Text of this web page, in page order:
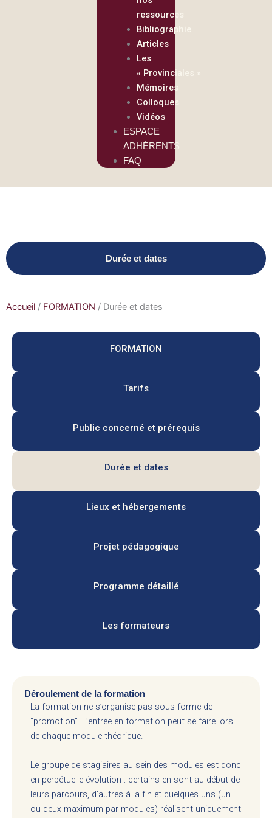
ressources
Bibliographie
Articles
Les
« Provinciales »
Mémoires
Colloques
Vidéos
ESPACE
ADHÉRENTS
FAQ
Durée et dates
Accueil / FORMATION / Durée et dates
FORMATION
Tarifs
Public concerné et prérequis
Durée et dates
Lieux et hébergements
Projet pédagogique
Programme détaillé
Les formateurs
Déroulement de la formation
La formation ne s’organise pas sous forme de
“promotion”. L’entrée en formation peut se faire lors
de chaque module théorique.
Le groupe de stagiaires au sein des modules est donc
en perpétuelle évolution : certains en sont au début de
leurs parcours, d’autres à la fin et quelques uns (un
ou deux maximum par modules) réalisent uniquement